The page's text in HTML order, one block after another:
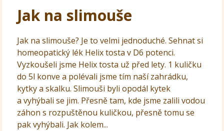
Jak na slimouše
Jak na slimouše? Je to velmi jednoduché. Sehnat si
homeopatický lék Helix tosta v D6 potenci.
Vyzkoušeli jsme Helix tosta už před lety. 1 kuličku
do 5l konve a polévali jsme tím naší zahrádku,
kytky a skalku. Slimouši byli opodál kytek
a vyhýbali se jim. Přesně tam, kde jsme zalili vodou
záhon s rozpuštěnou kuličkou, přesně tomu se
pak vyhýbali. Jak kolem...